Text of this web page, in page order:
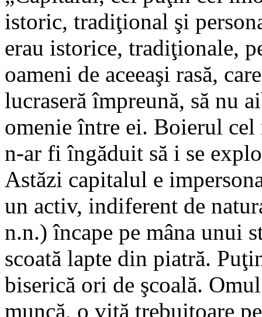
istoric, tradiţional şi
erau istorice, tradiţionale,
oameni de aceeaşi rasă,
lucraseră împreună, să nu
omenie între ei. Boierul cel
n-ar fi îngăduit să i se
Astăzi capitalul e
un activ, indiferent de
n.n.) încape pe mâna unui
scoată lapte din piatră.
biserică ori de şcoală.
muncă, o vită trebuitoare